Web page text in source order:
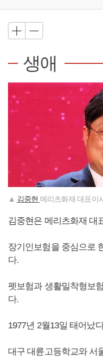
생애
▲ 김중현 메리츠화재 대표이
김중현은 메리츠화재 대
장기인보험을 중심으로
다.
펫보험과 생활밀착형보
다.
1977년 2월13일 태어났
대구 대륜고등학교와 서